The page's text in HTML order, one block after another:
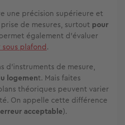
une précision supérieure et
de mesures, surtout pour
également d'évaluer
plafond.
d'instruments de mesure,
logement. Mais faites
théoriques peuvent varier
On appelle cette différence
acceptable).